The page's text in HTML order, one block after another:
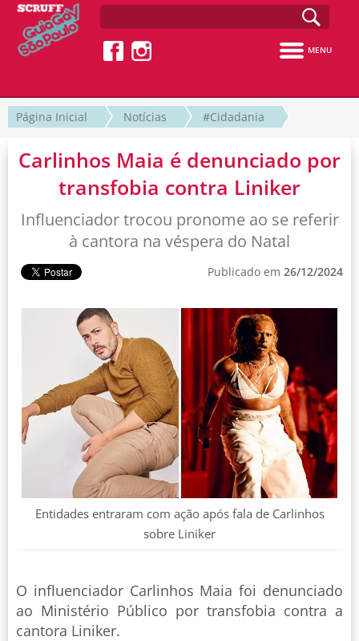
MENU
Página Inicial Notícias #Cidadania
Carlinhos Maia é denunciado por
transfobia contra Liniker
Influenciador trocou pronome ao se referir
à cantora na véspera do Natal
Publicado em 26/12/2024
Entidades entraram com ação após fala de Carlinhos
sobre Liniker
O influenciador Carlinhos Maia foi denunciado
ao Ministério Público por transfobia contra a
cantora Liniker.